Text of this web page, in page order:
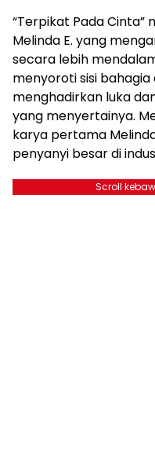
“Terpikat Pada
Melinda E. yang
secara lebih
menyoroti sisi
menghadirkan luka
yang menyertainya.
karya pertama
penyanyi besar di
Scroll